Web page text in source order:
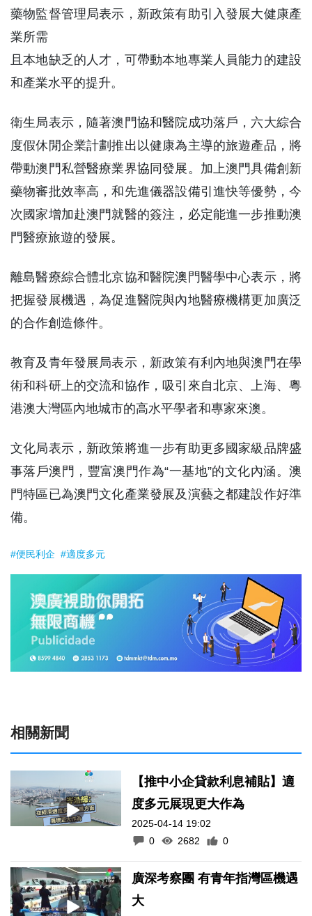
藥物監督管理局表示，新政策有助引入發展大健康產
業所需
且本地缺乏的人才，可帶動本地專業人員能力的建設
和產業水平的提升。
衛生局表示，隨著澳門協和醫院成功落戶，六大綜合
度假休閒企業計劃推出以健康為主導的旅遊產品，將
帶動澳門私營醫療業界協同發展。加上澳門具備創新
藥物審批效率高，和先進儀器設備引進快等優勢，今
次國家增加赴澳門就醫的簽注，必定能進一步推動澳
門醫療旅遊的發展。
離島醫療綜合體北京協和醫院澳門醫學中心表示，將
把握發展機遇，為促進醫院與內地醫療機構更加廣泛
的合作創造條件。
教育及青年發展局表示，新政策有利內地與澳門在學
術和科研上的交流和協作，吸引來自北京、上海、粵
港澳大灣區內地城市的高水平學者和專家來澳。
文化局表示，新政策將進一步有助更多國家級品牌盛
事落戶澳門，豐富澳門作為“一基地”的文化內涵。澳
門特區已為澳門文化產業發展及演藝之都建設作好準
備。
#便民利企 #適度多元
相關新聞
【推中小企貸款利息補貼】適
度多元展現更大作為
2025-04-14 19:02
0
2682 0
廣深考察團 有青年指灣區機遇
大